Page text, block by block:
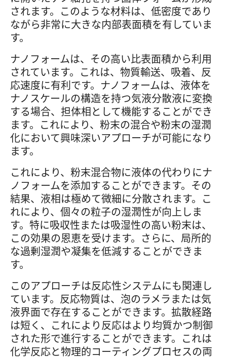
されます。このような材料は、低密度であり
ながら非常に大きな内部表面積を有していま
す。
ナノフォームは、その高い比表面積から利用
されています。これは、物質輸送、吸着、反
応速度に有利です。ナノフォームは、液体を
ナノスケールの構造を持つ気液分散液に変換
する場合、担体相として機能することができ
ます。これにより、粉末の混合や粉末の湿潤
化において興味深いアプローチが可能になり
ます。
これにより、粉末混合物に液体の代わりにナ
ノフォームを添加することができます。その
結果、液相は極めて微細に分散されます。こ
れにより、個々の粒子の湿潤性が向上しま
す。特に吸収性または吸湿性の高い粉末は、
この効果の恩恵を受けます。さらに、局所的
な過剰湿潤や凝集を低減することができま
す。
このアプローチは反応性システムにも関連し
ています。反応物質は、泡のラメラまたは気
液界面で存在することができます。拡散経路
は短く、これにより反応はより均質かつ制御
された形で進行することができます。これは
化学反応と物理的コーティングプロセスの両